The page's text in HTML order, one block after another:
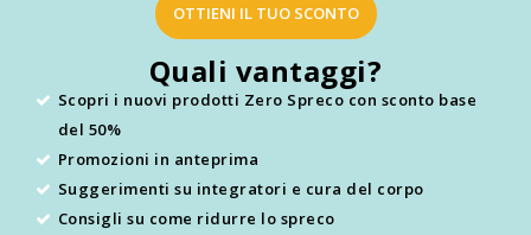
OTTIENI IL TUO SCONTO
Quali vantaggi?
Scopri i nuovi prodotti Zero Spreco con sconto base
del 50%
Promozioni in anteprima
Suggerimenti su integratori e cura del corpo
Consigli su come ridurre lo spreco